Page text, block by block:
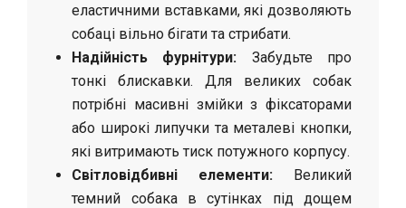
еластичними вставками, які дозволяють
собаці вільно бігати та стрибати.
Надійність фурнітури: Забудьте про
тонкі блискавки. Для великих собак
потрібні масивні змійки з фіксаторами
або широкі липучки та металеві кнопки,
які витримають тиск потужного корпусу.
Світловідбивні елементи: Великий
темний собака в сутінках під дощем